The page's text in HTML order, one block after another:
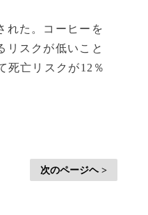
れた。コーヒーを
リスクが低いこと
死亡リスクが12％
次のページヘ >